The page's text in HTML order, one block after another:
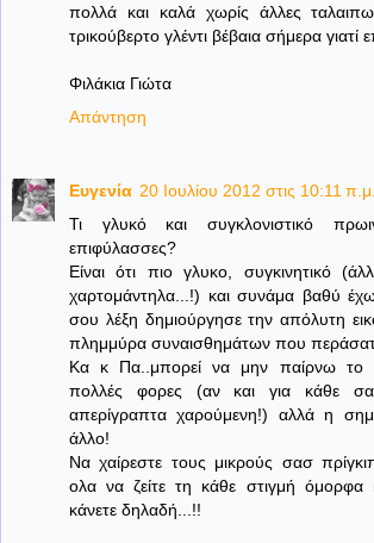
πολλά και καλά χωρίς άλλες
τρικούβερτο γλέντι βέβαια σήμερα γιατί
Φιλάκια Γιώτα
Απάντηση
Ευγενία 20 Ιουλίου 2012 στις 10:11 π.μ.
Τι γλυκό και συγκλονιστικό
επιφύλασσες?
Είναι ότι πιο γλυκο, συγκινητικό
χαρτομάντηλα...!) και συνάμα βαθύ
σου λέξη δημιούργησε την απόλυτη
πλημμύρα συναισθημάτων που
Κα κ Πα..μπορεί να μην παίρνω
πολλές φορες (αν και για κάθε
απερίγραπτα χαρούμενη!) αλλά η
άλλο!
Να χαίρεστε τους μικρούς σασ
ολα να ζείτε τη κάθε στιγμή
κάνετε δηλαδή...!!